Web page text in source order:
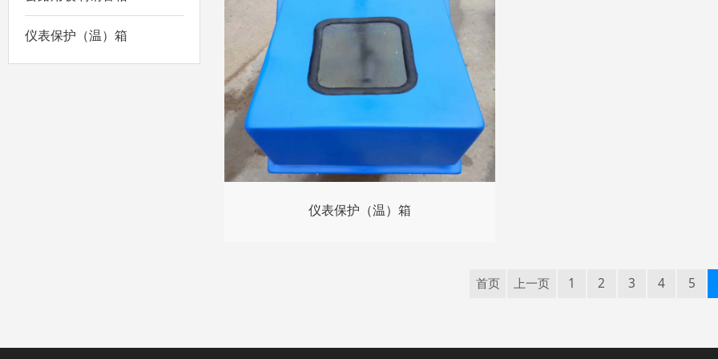
仪表保护（温）箱
仪表保护（温）箱
首页 上一页 1 2 3 4 5